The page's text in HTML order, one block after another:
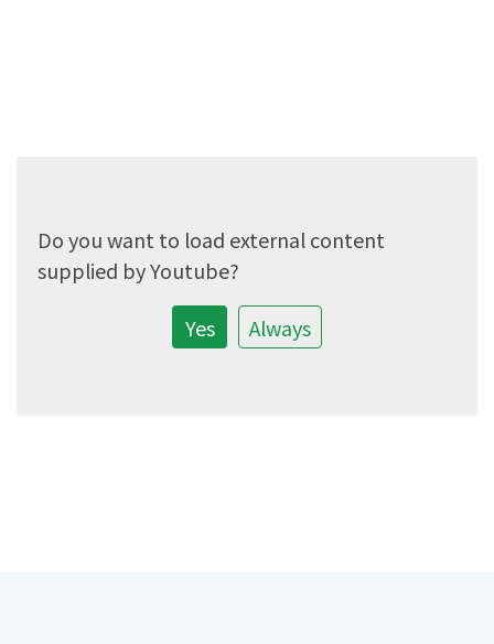
Do you want to load external content
supplied byYoutube?
Yes
Always